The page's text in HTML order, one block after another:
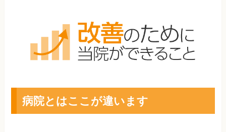
病院とはここが違います